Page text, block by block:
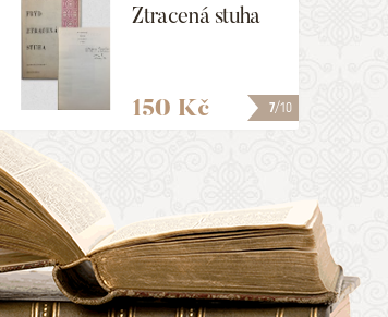
7/10
Ztracená stuha
150 Kč